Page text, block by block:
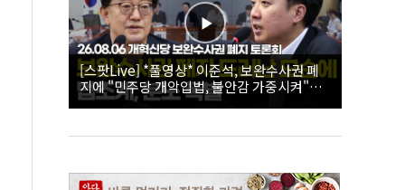
[스팟Live] *풀영상* 이준석, 보완수사권 폐
지에 "민주당 개악입법, 불안감 가중시켜"｜
26.08.06 개혁신당 보완수사권 폐지 토론회